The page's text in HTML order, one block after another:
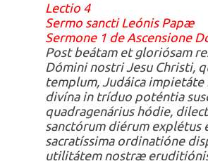
Lectio 4
Sermo sancti Leónis Papæ
Sermone 1 de Ascensione
Post beátam et gloriósam
Dómini nostri Jesu Christi,
templum, Judáica impietáte
divína in tríduo poténtia
quadragenárius hódie,
sanctórum diérum explétus
sacratíssima ordinatióne
utilitátem nostræ